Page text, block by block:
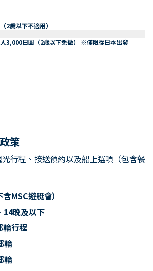
2歲以下不適用）
3,000日圓（2歲以下免徵） ※僅限從日本出發
策
行程、接送預約以及船上選項（包含餐
MSC遊艇會）
14晚及以下
輪行程
輪
輪